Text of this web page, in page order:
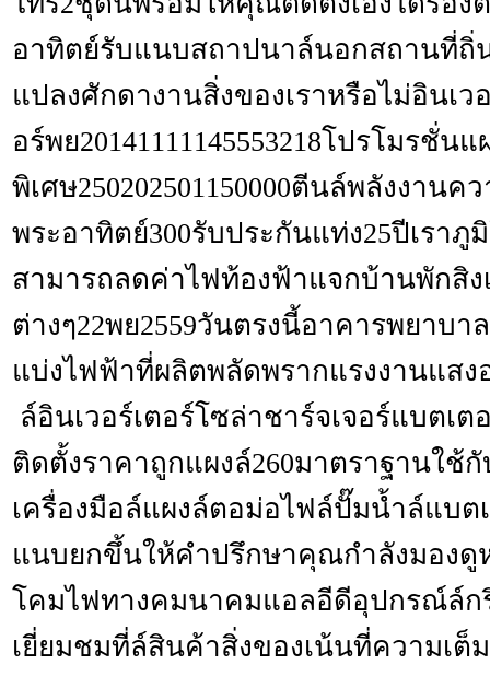
อาทิตย์รับแนบสถาปนาล์นอกสถานที่ถิ่
แปลงศักดางานสิ่งของเราหรือไม่อินเว
อร์พย20141111145553218โปรโมรชั่น
พิเศษ250202501150000ตีนล์พลังงานค
พระอาทิตย์300รับประกันแท่ง25ปีเราภู
สามารถลดค่าไฟท้องฟ้าแจกบ้านพักสิง
ต่างๆ22พย2559วันตรงนี้อาคารพยาบา
แบ่งไฟฟ้าที่ผลิตพลัดพรากแรงงานแสง
ล์อินเวอร์เตอร์โซล่าชาร์จเจอร์แบตเ
ติดตั้งราคาถูกแผงล์260มาตราฐานใช้
เครื่องมือล์แผงล์ตอม่อไฟล์ปั๊มน้ำล์แบ
แนบยกขึ้นให้คำปรึกษาคุณกำลังมองดู
โคมไฟทางคมนาคมแอลอีดีอุปกรณ์ล์ก
เยี่ยมชมที่ล์สินค้าสิ่งของเน้นที่ความเ